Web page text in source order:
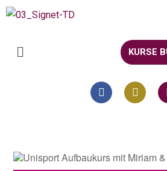
KURSE